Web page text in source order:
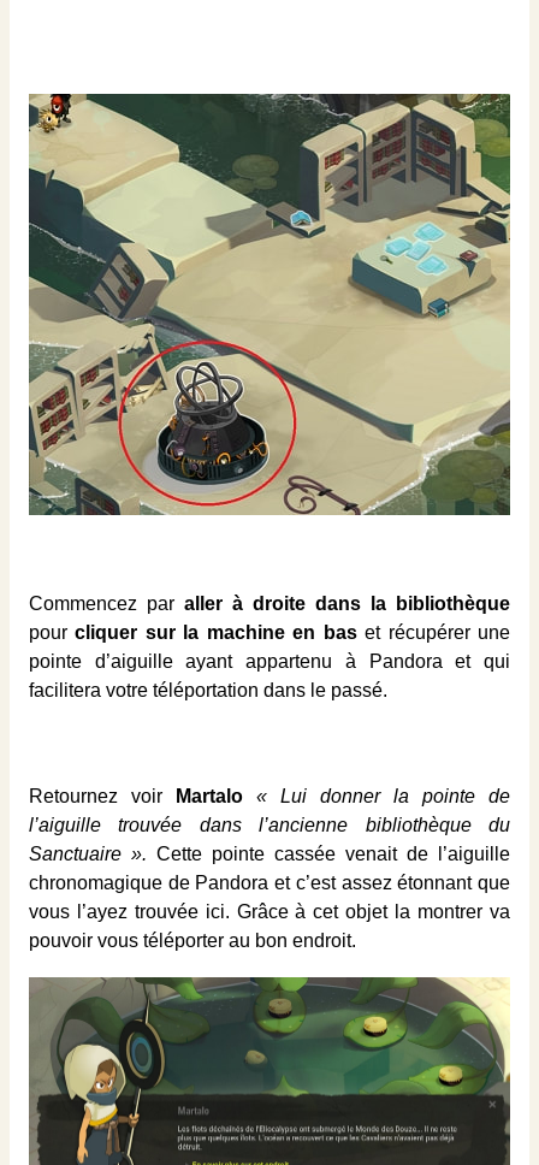
Commencez par aller à droite dans la bibliothèque
pourcliquer sur la machine en baset récupérer une
pointe d’aiguille ayant appartenu à Pandora et qui
facilitera votre téléportation dans le passé.
Retournez voir Martalo « Lui donner la pointe de
l’aiguille trouvée dans l’ancienne bibliothèque du
Sanctuaire ». Cette pointe cassée venait de l’aiguille
chronomagique de Pandora et c’est assez étonnant que
vous l’ayez trouvée ici. Grâce à cet objet la montrer va
pouvoir vous téléporter au bon endroit.